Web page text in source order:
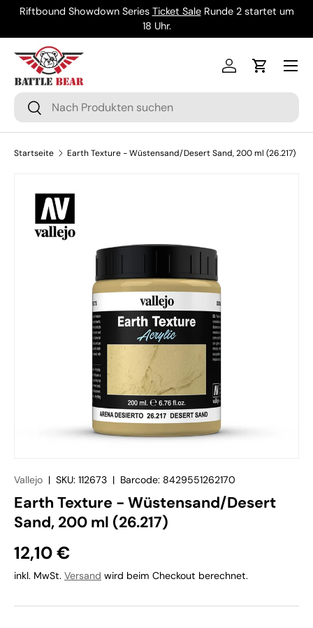
Riftbound Showdown Series Ticket SaleRunde 2 startet um
18 Uhr.
Suchen
Suchen
Einloggen
Menü
Startseite Earth Texture - Wüstensand/Desert Sand, 200 ml (26.217)
Vallejo | SKU: 112673 | Barcode: 8429551262170
Earth Texture - Wüstensand/Desert
Sand, 200 ml (26.217)
12,10 €
inkl. MwSt. Versand wird beim Checkout berechnet.